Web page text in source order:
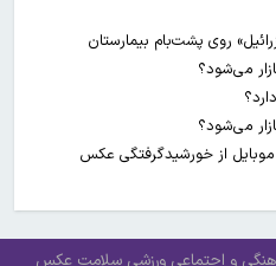
می‌شود؟
می‌شود؟
از خورشیدگرفتگی عکس